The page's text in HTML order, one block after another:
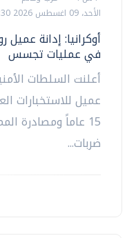
الأحد، 09 اغسطس 2026 03:30 ص
في عمليات تجسس
أعلنت السلطات
عميل للاستخبارات
15 عاماً ومصادرة
ضربات...